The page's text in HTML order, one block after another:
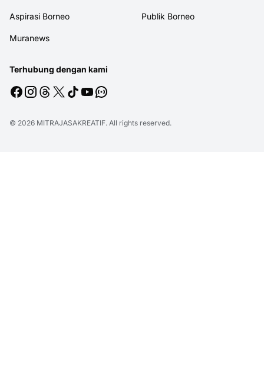
Aspirasi Borneo Publik Borneo
Muranews
Terhubung dengan kami
© 2026 MITRAJASAKREATIF. All rights reserved.